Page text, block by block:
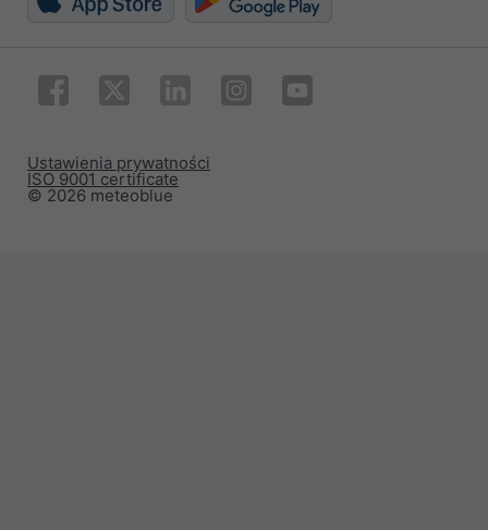
© 2026 meteoblue
ISO 9001 certificate
Ustawienia prywatności